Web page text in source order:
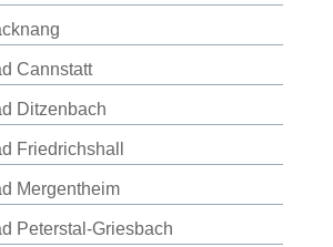
Cannstatt
Ditzenbach
Friedrichshall
Mergentheim
Peterstal-Griesbach